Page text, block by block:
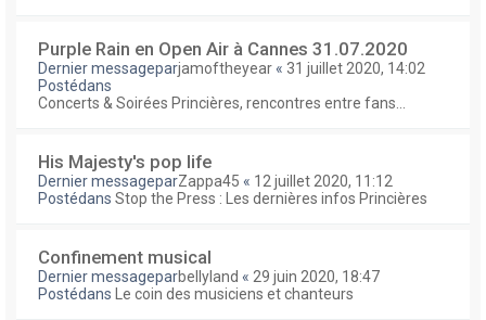
Purple Rain en Open Air à Cannes 31.07.2020
Dernier messageparjamoftheyear « 31 juillet 2020, 14:02
Postédans
Concerts & Soirées Princières, rencontres entre fans...
His Majesty's pop life
Dernier messageparZappa45 « 12 juillet 2020, 11:12
Postédans Stop the Press : Les dernières infos Princières
Confinement musical
Dernier messageparbellyland « 29 juin 2020, 18:47
Postédans
Le coin des musiciens et chanteurs